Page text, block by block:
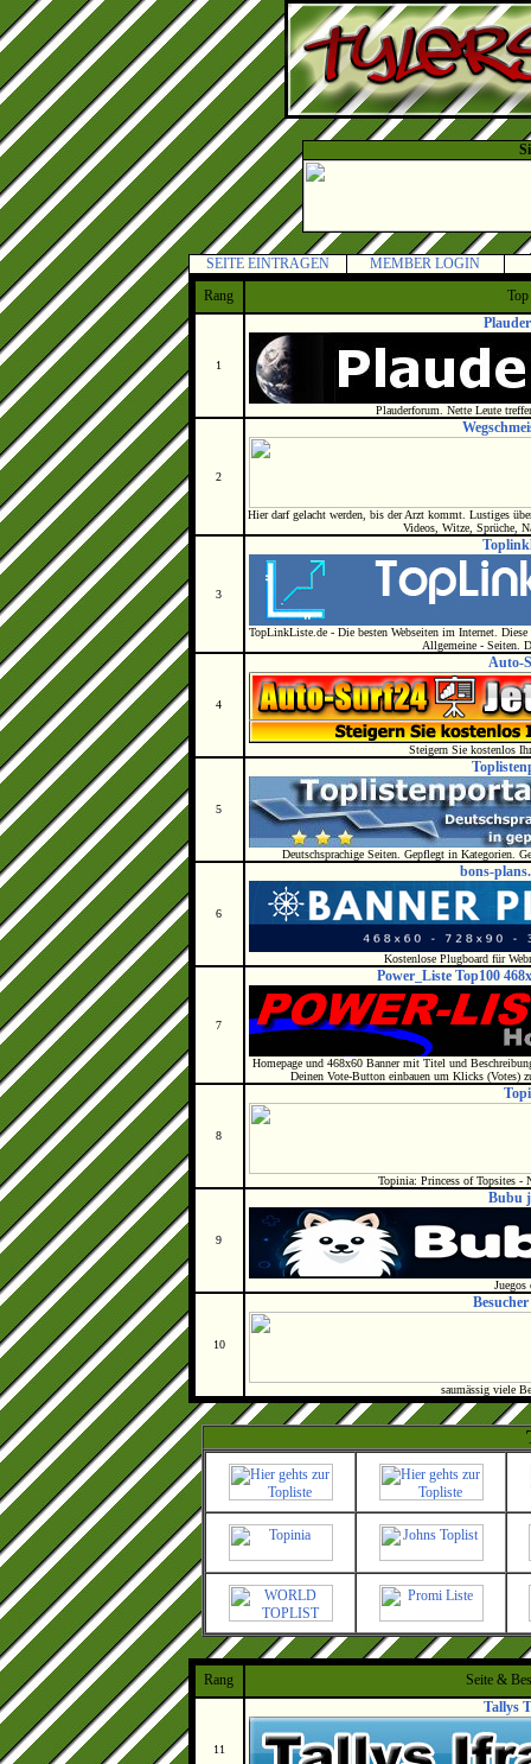
SEITE EINTRAGEN
MEMBER LOGIN
Rang
1
Plauderforum. Nette Leute
2
Hier darf gelacht werden, bis der Arzt kommt. Lustiges
Videos, Witze, Sprüche,
3
TopLinkListe.de - Die besten Webseiten im Internet.
Allgemeine - Seiten.
4
Auto-
Steigern Sie kostenlos
5
Deutschsprachige Seiten. Gepflegt in Kategorien.
6
bons-
Kostenlose Plugboard für
7
Power_Liste Top100
Homepage und 468x60 Banner mit Titel und
Deinen Vote-Button einbauen um Klicks (Votes)
8
Topinia: Princess of Topsites -
9
Bubu
Juegos
10
saumässig viele
Rang Seite &
11
Tallys